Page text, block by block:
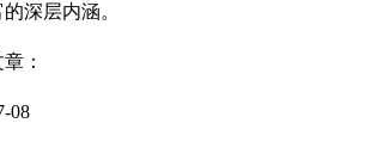
深层内涵。
：
08